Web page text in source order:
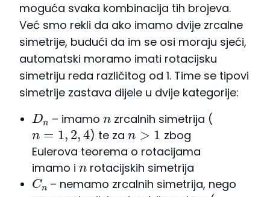
moguća svaka kombinacija tih brojeva.
Već smo rekli da ako imamo dvije zrcalne
simetrije, budući da im se osi moraju sjeći,
automatski moramo imati rotacijsku
simetriju reda različitog od 1. Time se tipovi
simetrije zastava dijele u dvije kategorije:
Dn
– imamo zrcalnih simetrija (
n= 1,2,4
) te za
n>1
zbog
Eulerova teorema o rotacijama
imamo i
n
rotacijskih simetrija
Cn
– nemamo zrcalnih simetrija, nego
n